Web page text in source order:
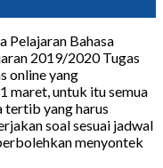
Pelajaran Bahasa
2019/2020 Tugas
online yang
maret, untuk itu semua
tertib yang harus
soal sesuai jadwal
menyontek